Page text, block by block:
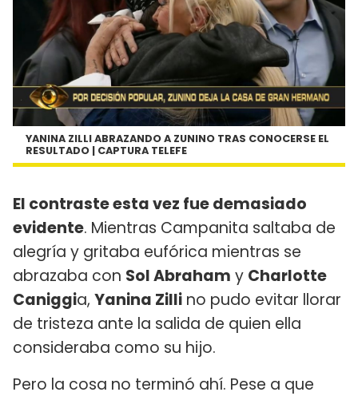
YANINA ZILLI ABRAZANDO A ZUNINO TRAS CONOCERSE EL
RESULTADO | CAPTURA TELEFE
El contraste esta vez fue demasiado
evidente. Mientras Campanita saltaba de
alegría y gritaba eufórica mientras se
abrazaba con Sol Abraham y Charlotte
Caniggia, Yanina Zilli no pudo evitar llorar
de tristeza ante la salida de quien ella
consideraba como su hijo.
Pero la cosa no terminó ahí. Pese a que